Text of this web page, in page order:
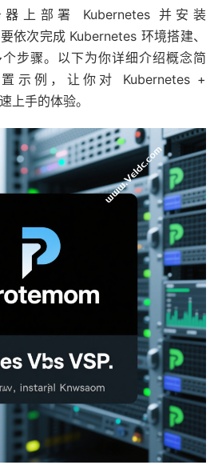
上部署 Kubernetes 并安装
依次完成 Kubernetes 环境搭建、
步骤。以下为你详细介绍概念简
示例，让你对 Kubernetes +
上手的体验。